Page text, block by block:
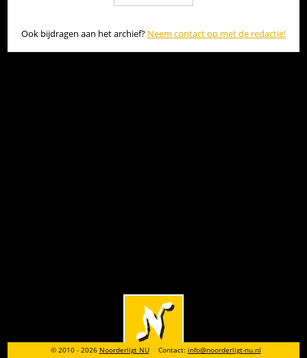
Ook bijdragen aan het archief? Neem contact op met de redactie!
© 2010 - 2026 Noorderligt NU Contact: info@noorderligt-nu.nl